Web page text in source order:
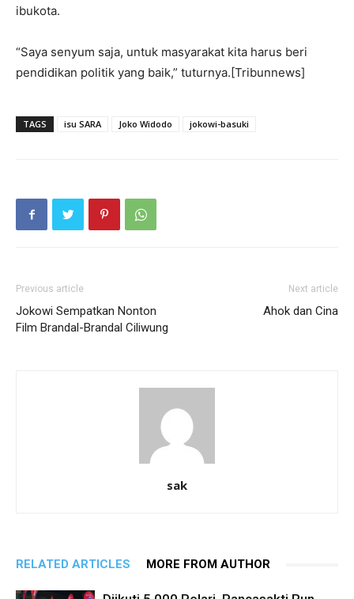
ibukota.
“Saya senyum saja, untuk masyarakat kita harus beri
pendidikan politik yang baik,” tuturnya.[Tribunnews]
TAGS isu SARA Joko Widodo jokowi-basuki
Previous article
Jokowi Sempatkan Nonton
Film Brandal-Brandal Ciliwung
Next article
Ahok dan Cina
sak
RELATED ARTICLES MORE FROM AUTHOR